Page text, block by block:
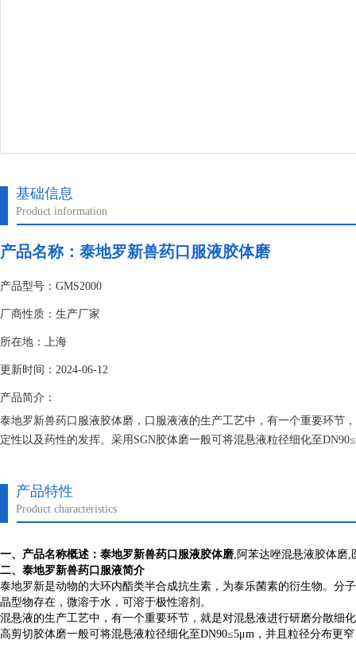
基础信息
Product information
产品名称：泰地罗新兽药口服液胶体磨
产品型号：GMS2000
厂商性质：生产厂家
所在地：上海
更新时间：2024-06-12
产品简介：
泰地罗新兽药口服液胶体磨，口服液液的生产工艺中，有一个重要环节
定性以及药性的发挥。采用SGN胶体磨一般可将混悬液粒径细化至
产品特性
Product characteristics
一、产品名称概述： 泰地罗新兽药口服液胶体磨,阿苯达唑混悬液胶体磨
二、泰地罗新兽药口服液简介
泰地罗新是动物的大环内酯类半合成抗生素，为泰乐菌素的衍生物。分
晶型物存在，微溶于水，可溶于极性溶剂。
混悬液的生产工艺中，有一个重要环节，就是对混悬液进行研磨分散细
高剪切胶体磨一般可将混悬液粒径细化至DN90≤5μm，并且粒径分布更